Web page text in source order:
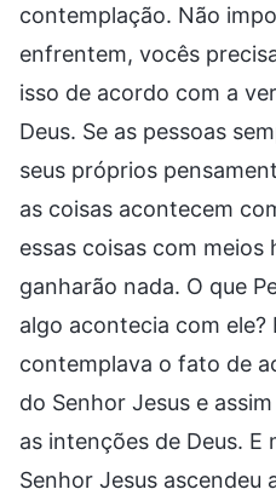
contemplação. Não
enfrentem, vocês
isso de acordo com a
Deus. Se as pessoas
seus próprios
as coisas acontecem
essas coisas com meios
ganharão nada. O que
algo acontecia com ele?
contemplava o fato de
do Senhor Jesus e
as intenções de Deus. E
Senhor Jesus ascendeu